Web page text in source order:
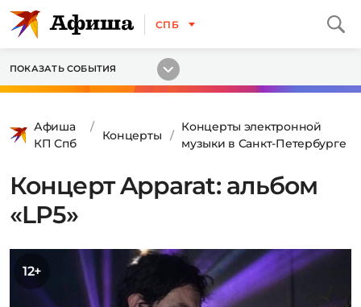
СПБ
ПОКАЗАТЬ СОБЫТИЯ
Афиша
КП Спб
Концерты
Концерты электронной
музыки в Санкт-Петербурге
Концерт Apparat: альбом
«LP5»
12+